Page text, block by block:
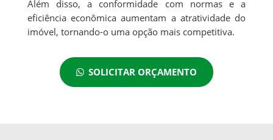
Além disso, a conformidade com normas e a
eficiência econômica aumentam a atratividade do
imóvel, tornando-o uma opção mais competitiva.
SOLICITAR ORÇAMENTO